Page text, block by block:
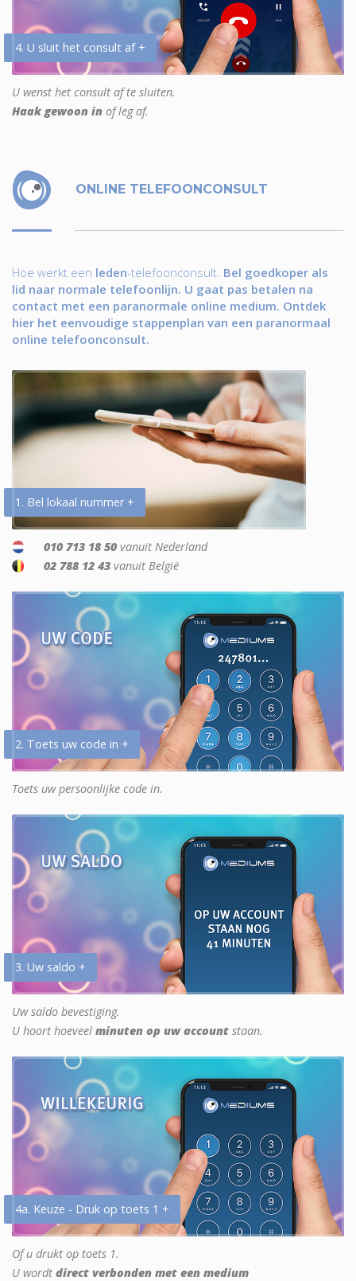
4. U sluit het consult af +
U wenst het consult af te sluiten.
Haak gewoon in of leg af.
ONLINE TELEFOONCONSULT
Hoe werkt een leden-telefoonconsult. Bel goedkoper als
lid naar normale telefoonlijn. U gaat pas betalen na
contact met een paranormale online medium. Ontdek
hier het eenvoudige stappenplan van een paranormaal
online telefoonconsult.
1. Bel lokaal nummer +
010 713 18 50 vanuit Nederland
02 788 12 43 vanuit België
2. Toets uw code in +
Toets uw persoonlijke code in.
3. Uw saldo +
Uw saldo bevestiging.
U hoort hoeveel minuten op uw account staan.
4a. Keuze - Druk op toets 1 +
Of u drukt op toets 1.
U wordt direct verbonden met een medium